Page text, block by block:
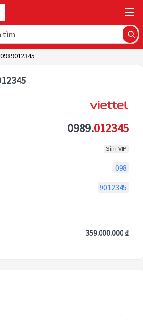
0989.012345
Sim VIP
098
9012345
359.000.000 ₫